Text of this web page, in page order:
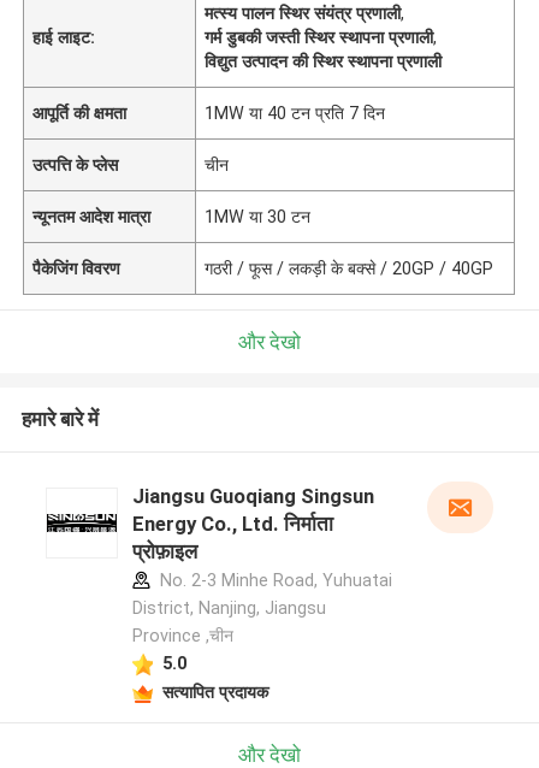
हाई लाइट:
मत्स्य पालन स्थिर संयंत्र प्रणाली,
गर्म डुबकी जस्ती स्थिर स्थापना प्रणाली,
विद्युत उत्पादन की स्थिर स्थापना प्रणाली
आपूर्ति की क्षमता 1MW या 40 टन प्रति 7 दिन
उत्पत्ति के प्लेस चीन
न्यूनतम आदेश मात्रा 1MW या 30 टन
पैकेजिंग विवरण गठरी / फूस / लकड़ी के बक्से / 20GP / 40GP
और देखो
हमारे बारे में
Jiangsu Guoqiang Singsun
Energy Co., Ltd. निर्माता
प्रोफ़ाइल
No. 2-3 Minhe Road, Yuhuatai
District, Nanjing, Jiangsu
Province ,चीन
5.0
सत्यापित प्रदायक
और देखो